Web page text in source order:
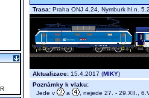
Trasa: Praha ONJ 4.24, Nymburk hl.n.
Aktualizace: 15.4.2017 (MIKY)
Poznámky k vlaku:
Jede v
a
, nejede 27. - 29.XII.,